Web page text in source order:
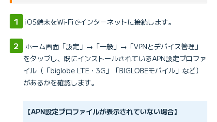
iOS端末をWi-Fiでインターネットに接続します。
ホーム画面「設定」→「一般」→「VPNとデバイス管理」
をタップし、既にインストールされているAPN設定プロファ
イル（「biglobe LTE・3G」「BIGLOBEモバイル」など）
があるかを確認します。
【APN設定プロファイルが表示されていない場合】